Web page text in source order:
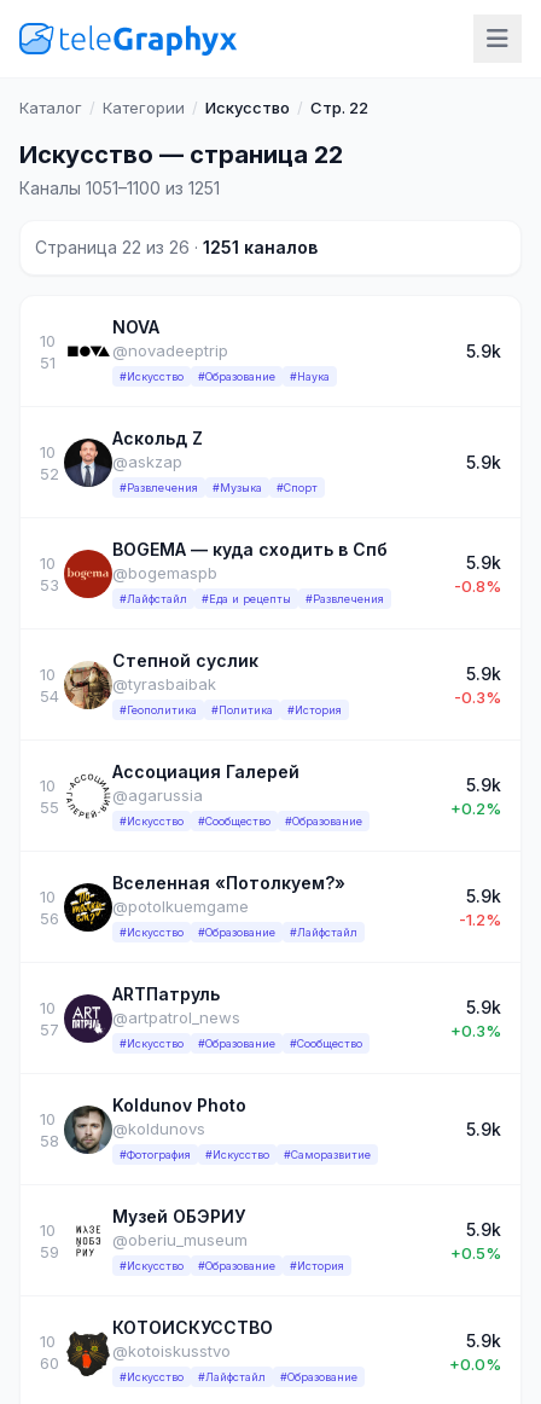
Каталог / Категории / Искусство / Стр. 22
Искусство — страница 22
Каналы 1051–1100 из 1251
Страница 22 из 26 · 1251 каналов
10
51
NOVA
@novadeeptrip
#Искусство #Образование #Наука
5.9k
10
52
Аскольд Z
@askzap
#Развлечения #Музыка #Спорт
5.9k
10
53
BOGEMA — куда сходить в Спб
@bogemaspb
#Лайфстайл #Еда и рецепты #Развлечения
5.9k
-0.8%
10
54
Степной суслик
@tyrasbaibak
#Геополитика #Политика #История
5.9k
-0.3%
10
55
Ассоциация Галерей
@agarussia
#Искусство #Сообщество #Образование
5.9k
+0.2%
10
56
Вселенная «Потолкуем?»
@potolkuemgame
#Искусство #Образование #Лайфстайл
5.9k
-1.2%
10
57
ARTПатруль
@artpatrol_news
#Искусство #Образование #Сообщество
5.9k
+0.3%
10
58
Koldunov Photo
@koldunovs
#Фотография #Искусство #Саморазвитие
5.9k
10
59
Музей ОБЭРИУ
@oberiu_museum
#Искусство #Образование #История
5.9k
+0.5%
10
60
КОТОИСКУССТВО
@kotoiskusstvo
#Искусство #Лайфстайл #Образование
5.9k
+0.0%